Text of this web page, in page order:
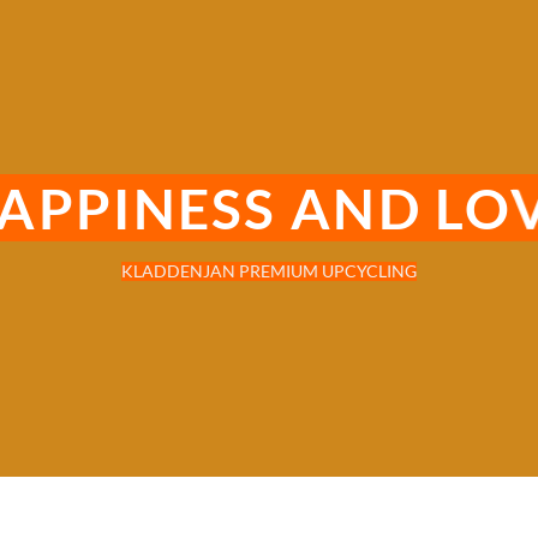
AND
KLADDENJAN PREMIUM UPCYCLING